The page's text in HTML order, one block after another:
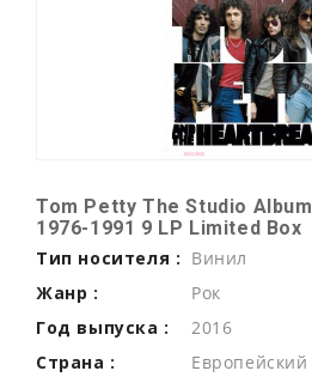
Tom Petty The Studio
1976-1991 9 LP Limited Box
Тип носителя : Винил
Жанр :
Рок
Год выпуска :
2016
Страна :